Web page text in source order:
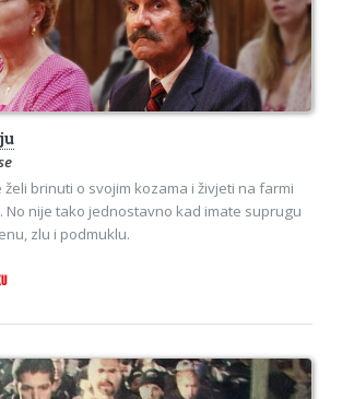
želi brinuti o svojim kozama i živjeti na farmi
No nije tako jednostavno kad imate suprugu
zlu i podmuklu.